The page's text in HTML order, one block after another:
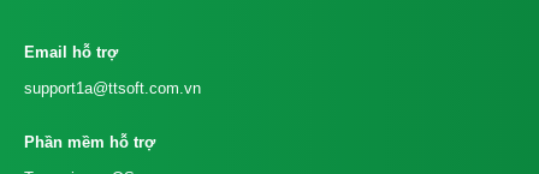
Email hỗ trợ
support1a@ttsoft.com.vn
Phần mềm hỗ trợ